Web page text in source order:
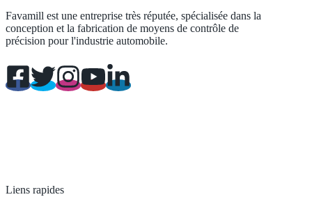
Favamill est une entreprise très réputée, spécialisée dans la
conception et la fabrication de moyens de contrôle de
précision pour l'industrie automobile.
Liens rapides